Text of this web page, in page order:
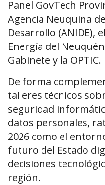
Panel GovTech
Agencia Neuquina
Desarrollo (ANIDE),
Energía del
Gabinete y la OPTIC.
De forma
talleres técnicos
seguridad
datos personales,
2026 como el
futuro del Estado
decisiones
región.